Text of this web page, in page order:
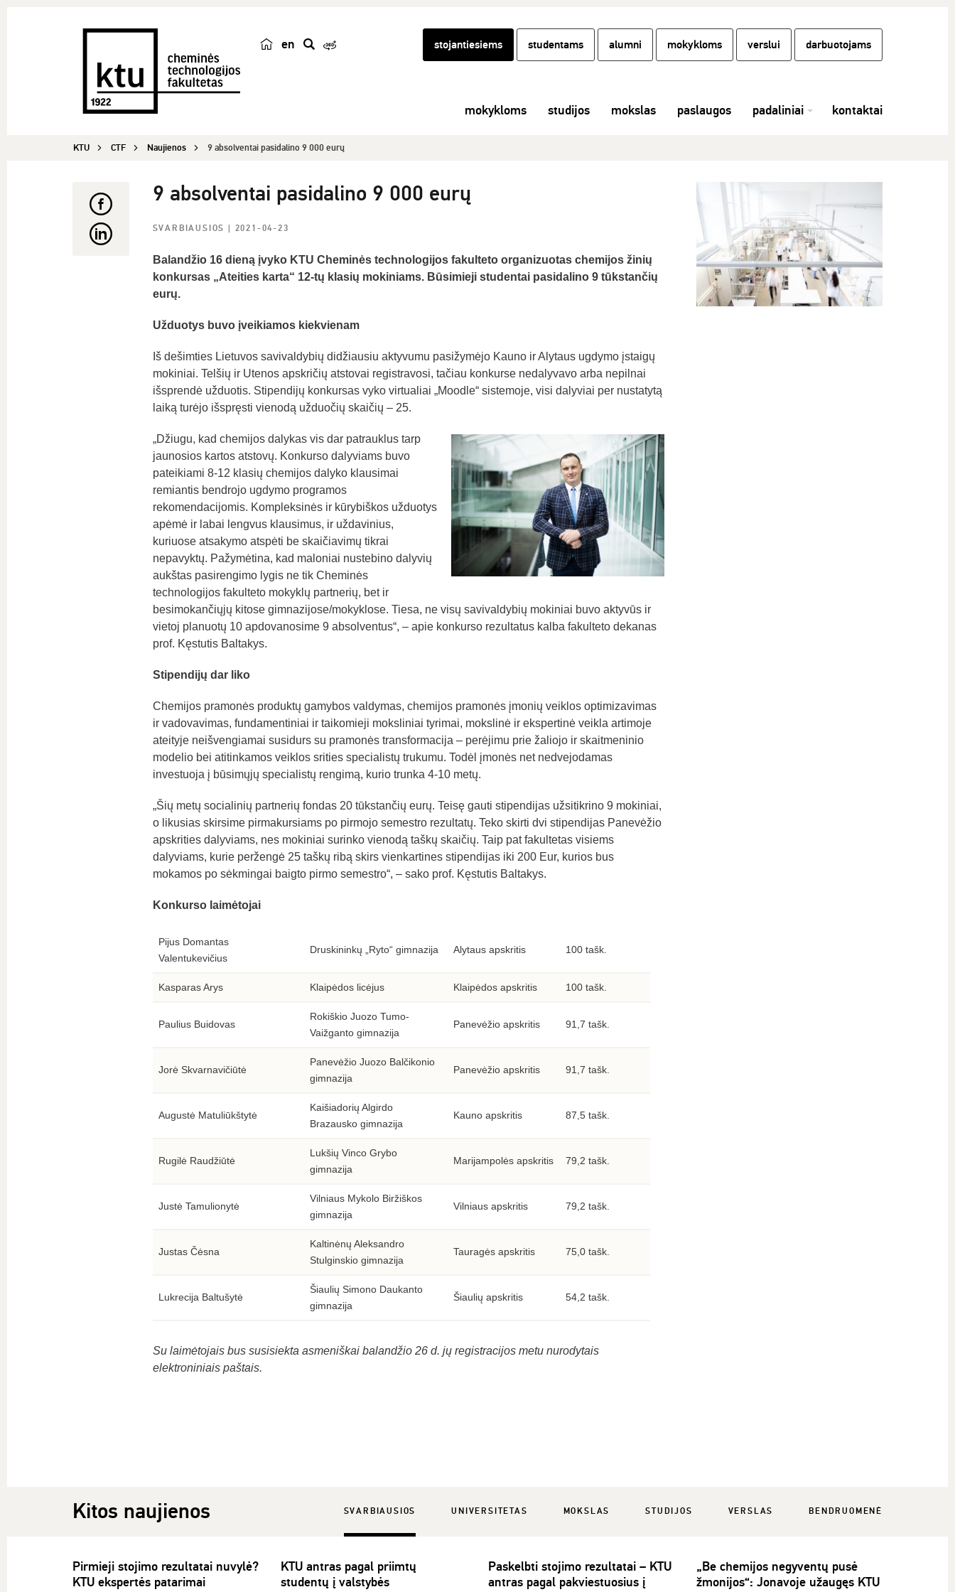
en
k
stojantiesiems studentams alumni mokykloms verslui darbuotojams
mokykloms studijos mokslas paslaugos padaliniai kontaktai
KTU CTF Naujienos 9 absolventai pasidalino 9 000 eurų
9 absolventai pasidalino 9 000 eurų
SVARBIAUSIOS | 2021-04-23
Balandžio 16 dieną įvyko KTU Cheminės technologijos fakulteto organizuotas chemijos žinių
konkursas „Ateities karta“ 12-tų klasių mokiniams. Būsimieji studentai pasidalino 9 tūkstančių
eurų.
Užduotys buvo įveikiamos kiekvienam
Iš dešimties Lietuvos savivaldybių didžiausiu aktyvumu pasižymėjo Kauno ir Alytaus ugdymo įstaigų
mokiniai. Telšių ir Utenos apskričių atstovai registravosi, tačiau konkurse nedalyvavo arba nepilnai
išsprendė užduotis. Stipendijų konkursas vyko virtualiai „Moodle“ sistemoje, visi dalyviai per nustatytą
laiką turėjo išspręsti vienodą užduočių skaičių – 25.
„Džiugu, kad chemijos dalykas vis dar patrauklus tarp
jaunosios kartos atstovų. Konkurso dalyviams buvo
pateikiami 8-12 klasių chemijos dalyko klausimai
remiantis bendrojo ugdymo programos
rekomendacijomis. Kompleksinės ir kūrybiškos užduotys
apėmė ir labai lengvus klausimus, ir uždavinius,
kuriuose atsakymo atspėti be skaičiavimų tikrai
nepavyktų. Pažymėtina, kad maloniai nustebino dalyvių
aukštas pasirengimo lygis ne tik Cheminės
technologijos fakulteto mokyklų partnerių, bet ir
besimokančiųjų kitose gimnazijose/mokyklose. Tiesa, ne visų savivaldybių mokiniai buvo aktyvūs ir
vietoj planuotų 10 apdovanosime 9 absolventus“, – apie konkurso rezultatus kalba fakulteto dekanas
prof. Kęstutis Baltakys.
Stipendijų dar liko
Chemijos pramonės produktų gamybos valdymas, chemijos pramonės įmonių veiklos optimizavimas
ir vadovavimas, fundamentiniai ir taikomieji moksliniai tyrimai, mokslinė ir ekspertinė veikla artimoje
ateityje neišvengiamai susidurs su pramonės transformacija – perėjimu prie žaliojo ir skaitmeninio
modelio bei atitinkamos veiklos srities specialistų trukumu. Todėl įmonės net nedvejodamas
investuoja į būsimųjų specialistų rengimą, kurio trunka 4-10 metų.
„Šių metų socialinių partnerių fondas 20 tūkstančių eurų. Teisę gauti stipendijas užsitikrino 9 mokiniai,
o likusias skirsime pirmakursiams po pirmojo semestro rezultatų. Teko skirti dvi stipendijas Panevėžio
apskrities dalyviams, nes mokiniai surinko vienodą taškų skaičių. Taip pat fakultetas visiems
dalyviams, kurie peržengė 25 taškų ribą skirs vienkartines stipendijas iki 200 Eur, kurios bus
mokamos po sėkmingai baigto pirmo semestro“, – sako prof. Kęstutis Baltakys.
Konkurso laimėtojai
Pijus Domantas
Valentukevičius
Druskininkų „Ryto“ gimnazija Alytaus apskritis 100 tašk.
Kasparas Arys Klaipėdos licėjus Klaipėdos apskritis 100 tašk.
Paulius Buidovas
Rokiškio Juozo Tumo-
Vaižganto gimnazija
Panevėžio apskritis 91,7 tašk.
Jorė Skvarnavičiūtė
Panevėžio Juozo Balčikonio
gimnazija
Panevėžio apskritis 91,7 tašk.
Augustė Matuliūkštytė
Kaišiadorių Algirdo
Brazausko gimnazija
Kauno apskritis 87,5 tašk.
Rugilė Raudžiūtė
Lukšių Vinco Grybo
gimnazija
Marijampolės apskritis 79,2 tašk.
Justė Tamulionytė
Vilniaus Mykolo Biržiškos
gimnazija
Vilniaus apskritis 79,2 tašk.
Justas Čėsna
Kaltinėnų Aleksandro
Stulginskio gimnazija
Tauragės apskritis 75,0 tašk.
Lukrecija Baltušytė
Šiaulių Simono Daukanto
gimnazija
Šiaulių apskritis 54,2 tašk.
Su laimėtojais bus susisiekta asmeniškai balandžio 26 d. jų registracijos metu nurodytais
elektroniniais paštais.
Kitos naujienos SVARBIAUSIOS UNIVERSITETAS MOKSLAS STUDIJOS VERSLAS BENDRUOMENĖ
Pirmieji stojimo rezultatai nuvylė?
KTU ekspertės patarimai
KTU antras pagal priimtų
studentų į valstybės
Paskelbti stojimo rezultatai – KTU
antras pagal pakviestuosius į
„Be chemijos negyventų pusė
žmonijos“: Jonavoje užaugęs KTU